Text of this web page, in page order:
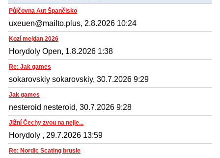
Půjčovna Aut Španělsko
uxeuen@mailto.plus, 2.8.2026 10:24
Kozí mejdan 2026
Horydoly Open, 1.8.2026 1:38
Re: Jak games
sokarovskiy sokarovskiy, 30.7.2026 9:29
Jak games
nesteroid nesteroid, 30.7.2026 9:28
Jižní Čechy zvou na nejle...
Horydoly , 29.7.2026 13:59
Re: Nordic Scating brusle